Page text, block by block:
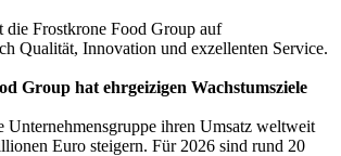
die Frostkrone Food Group auf
Qualität, Innovation und exzellenten Service.
Group hat ehrgeizigen Wachstumsziele
Unternehmensgruppe ihren Umsatz weltweit
Euro steigern. Für 2026 sind rund 20